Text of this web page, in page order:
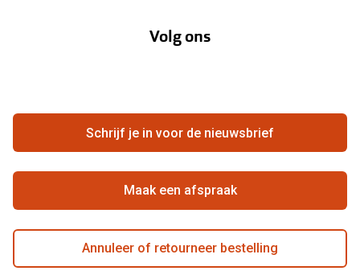
Hier de overeenkomst ontbinden
Beste winkelketen
Volg ons
Schrijf je in voor de nieuwsbrief
Maak een afspraak
Annuleer of retourneer bestelling